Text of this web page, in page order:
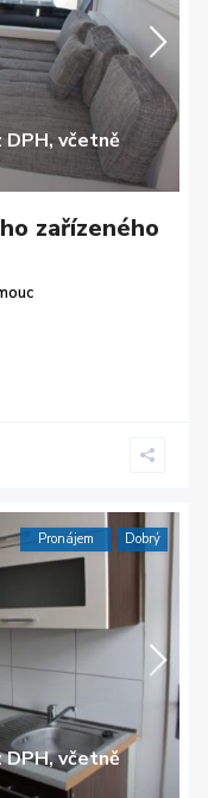
DPH, včetně
zařízeného
DPH, včetně
Pronájem Dobrý